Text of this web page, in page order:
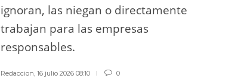
ignoran, las niegan o directamente
trabajan para las empresas
responsables.
Redaccion ,16 julio 2026 08:10 0